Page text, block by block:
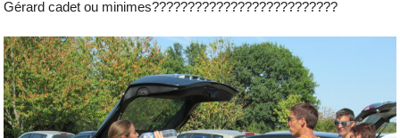
Gérard cadet ou minimes??????????????????????????